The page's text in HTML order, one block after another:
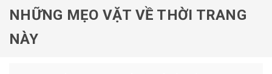
NHỮNG MẸO VẶT VỀ THỜI TRANG
NÀY